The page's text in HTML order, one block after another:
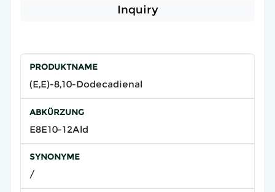
Inquiry
PRODUKTNAME
(E,E)-8,10-Dodecadienal
ABKÜRZUNG
E8E10-12Ald
SYNONYME
/